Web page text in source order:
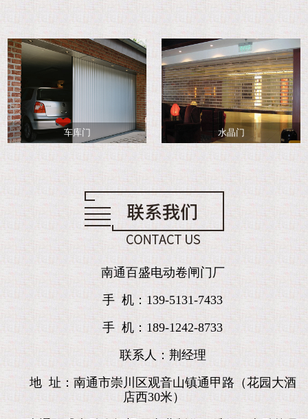
车库门 水晶门
南通百盛电动卷闸门厂
手 机：139-5131-7433
手 机：189-1242-8733
联系人：荆经理
地 址：南通市崇川区观音山镇通甲路（花园大酒
店西30米）